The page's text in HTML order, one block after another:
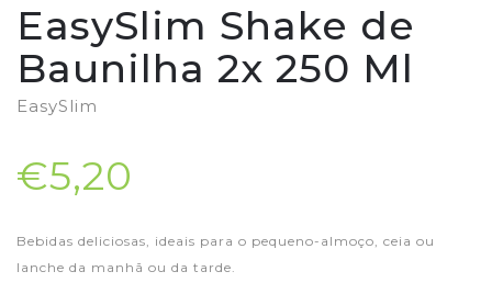
EasySlim Shake de
Baunilha 2x 250 Ml
EasySlim
€5,20
Bebidas deliciosas, ideais para o pequeno-almoço, ceia ou
lanche da manhã ou da tarde.